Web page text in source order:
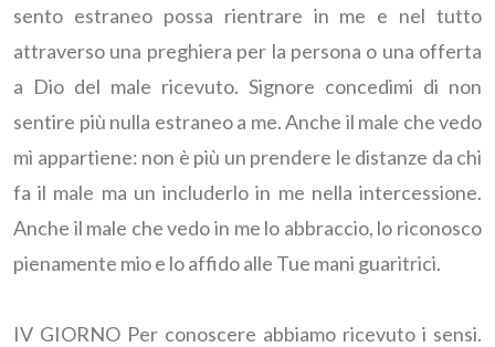
sento estraneo possa rientrare in me e nel tutto
attraverso una preghiera per la persona o una offerta
a Dio del male ricevuto. Signore concedimi di non
sentire più nulla estraneo a me. Anche il male che vedo
mi appartiene: non è più un prendere le distanze da chi
fa il male ma un includerlo in me nella intercessione.
Anche il male che vedo in me lo abbraccio, lo riconosco
pienamente mio e lo affido alle Tue mani guaritrici.
IV GIORNO Per conoscere abbiamo ricevuto i sensi.